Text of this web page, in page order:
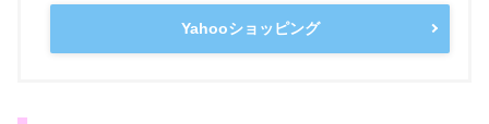
Yahooショッピング